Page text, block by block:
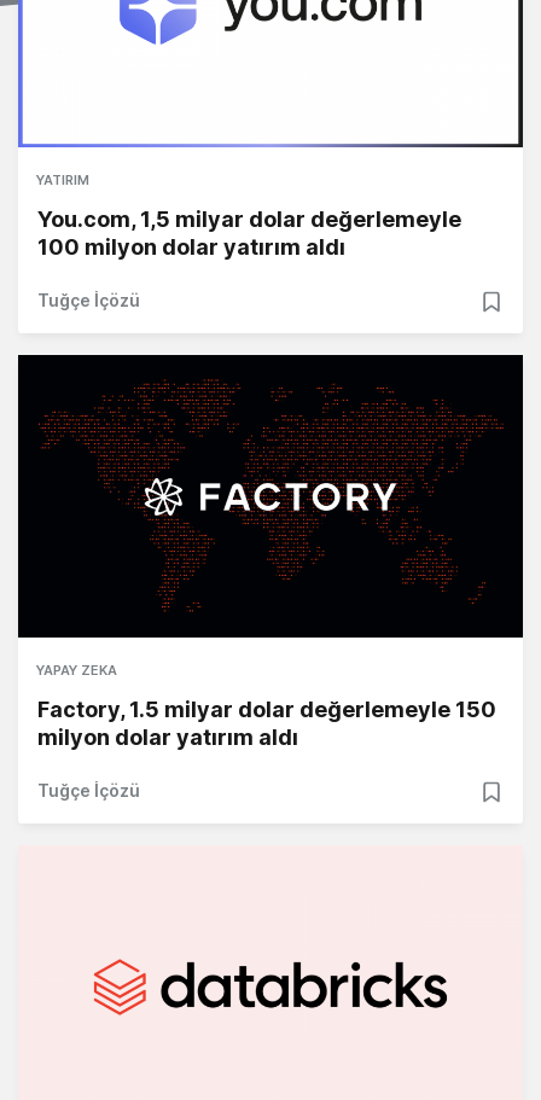
YATIRIM
You.com, 1,5 milyar dolar değerlemeyle
100 milyon dolar yatırım aldı
Tuğçe İçözü
YAPAY ZEKA
Factory, 1.5 milyar dolar değerlemeyle 150
milyon dolar yatırım aldı
Tuğçe İçözü